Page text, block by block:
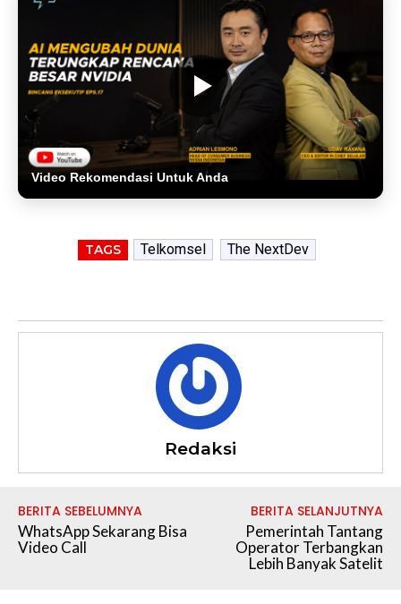
Video Rekomendasi Untuk Anda
TAGS Telkomsel The NextDev
Redaksi
BERITA SEBELUMNYA
WhatsApp Sekarang Bisa
Video Call
BERITA SELANJUTNYA
Pemerintah Tantang
Operator Terbangkan
Lebih Banyak Satelit